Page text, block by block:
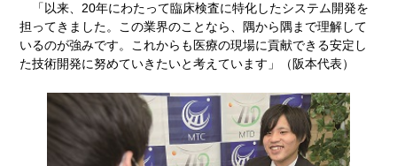
「以来、20年にわたって臨床検査に特化したシステム開発を
担ってきました。この業界のことなら、隅から隅まで理解して
いるのが強みです。これからも医療の現場に貢献できる安定し
た技術開発に努めていきたいと考えています」（阪本代表）